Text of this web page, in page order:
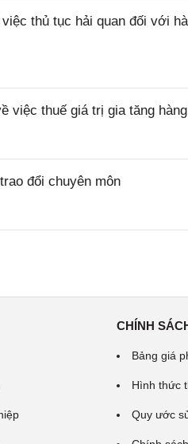
thủ tục hải quan đối với
việc thuế giá trị gia tăng
đổi chuyên môn
CHÍNH
Bảng giá
Hình thức
Quy ước